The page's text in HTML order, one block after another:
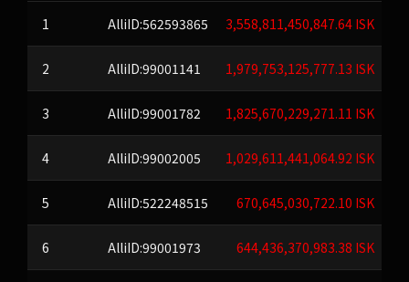
1 AlliID:562593865 3,558,811,450,847.64 ISK
2 AlliID:99001141 1,979,753,125,777.13 ISK
3 AlliID:99001782 1,825,670,229,271.11 ISK
4 AlliID:99002005 1,029,611,441,064.92 ISK
5 AlliID:522248515 670,645,030,722.10 ISK
6 AlliID:99001973 644,436,370,983.38 ISK